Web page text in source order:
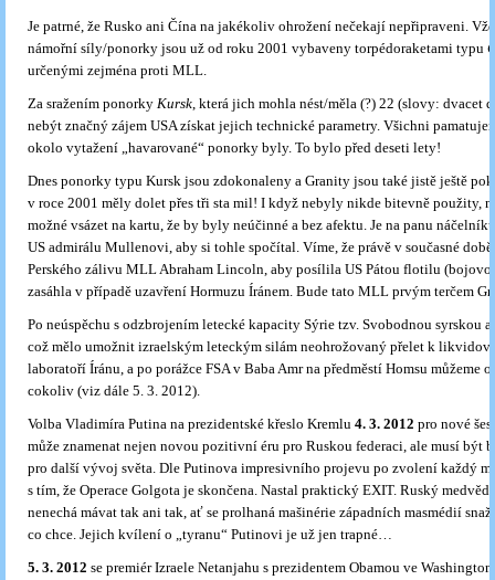
Je patrné, že Rusko ani Čína na jakékoliv ohrožení nečekají nepřipraveni.
námořní síly/ponorky jsou už od roku 2001 vybaveny torpédoraketami typu
určenými zejména proti MLL.
Za sražením ponorky Kursk, která jich mohla nést/měla (?) 22 (slovy: dvacet
nebýt značný zájem USA získat jejich technické parametry. Všichni
okolo vytažení „havarované“ ponorky byly. To bylo před deseti lety!
Dnes ponorky typu Kursk jsou zdokonaleny a Granity jsou také jistě ještě
v roce 2001 měly dolet přes tři sta mil! I když nebyly nikde bitevně použity,
možné vsázet na kartu, že by byly neúčinné a bez afektu. Je na panu
US admirálu Mullenovi, aby si tohle spočítal. Víme, že právě v současné
Perského zálivu MLL Abraham Lincoln, aby posílila US Pátou flotilu
zasáhla v případě uzavření Hormuzu Íránem. Bude tato MLL prvým terčem
Po neúspěchu s odzbrojením letecké kapacity Sýrie tzv. Svobodnou syrskou
což mělo umožnit izraelským leteckým silám neohrožovaný přelet k
laboratoří Íránu, a po porážce FSA v Baba Amr na předměstí Homsu můžeme
cokoliv (viz dále 5. 3. 2012).
Volba Vladimíra Putina na prezidentské křeslo Kremlu 4. 3. 2012 pro nové
může znamenat nejen novou pozitivní éru pro Ruskou federaci, ale musí být
pro další vývoj světa. Dle Putinova impresivního projevu po zvolení každý
s tím, že Operace Golgota je skončena. Nastal praktický EXIT. Ruský medvěd
nenechá mávat tak ani tak, ať se prolhaná mašinérie západních masmédií
co chce. Jejich kvílení o „tyranu“ Putinovi je už jen trapné…
5. 3. 2012 se premiér Izraele Netanjahu s prezidentem Obamou ve